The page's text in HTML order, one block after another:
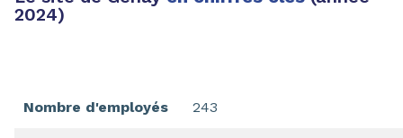
2024)
Nombre d'employés 243